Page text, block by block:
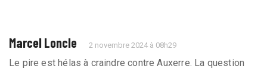
Marcel Loncle 2 novembre 2024 à 08h29
Le pire est hélas à craindre contre Auxerre. La question